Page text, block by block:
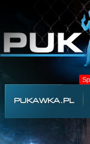
PUKAWKA.PL